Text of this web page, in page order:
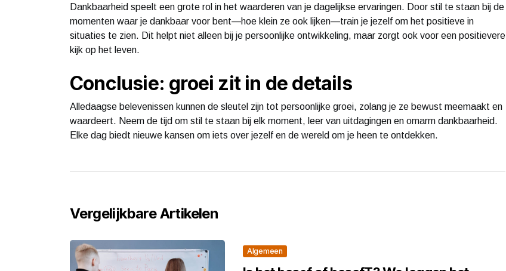
Dankbaarheid speelt een grote rol in het waarderen van je dagelijkse ervaringen. Door stil te staan bij de
momenten waar je dankbaar voor bent—hoe klein ze ook lijken—train je jezelf om het positieve in
situaties te zien. Dit helpt niet alleen bij je persoonlijke ontwikkeling, maar zorgt ook voor een positievere
kijk op het leven.
Conclusie: groei zit in de details
Alledaagse belevenissen kunnen de sleutel zijn tot persoonlijke groei, zolang je ze bewust meemaakt en
waardeert. Neem de tijd om stil te staan bij elk moment, leer van uitdagingen en omarm dankbaarheid.
Elke dag biedt nieuwe kansen om iets over jezelf en de wereld om je heen te ontdekken.
Vergelijkbare Artikelen
Algemeen